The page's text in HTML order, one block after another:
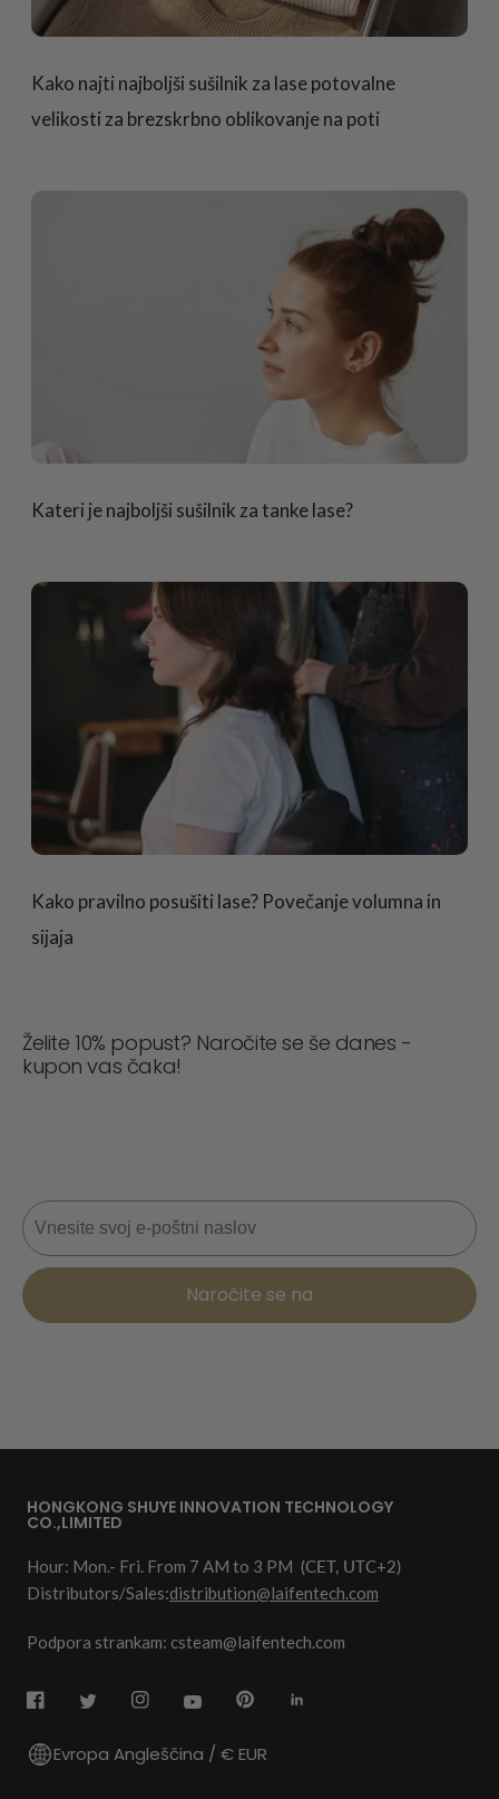
Kako najti najboljši sušilnik za lase potovalne
velikosti za brezskrbno oblikovanje na poti
Kateri je najboljši sušilnik za tanke lase?
Kako pravilno posušiti lase? Povečanje volumna in
sijaja
Želite 10% popust? Naročite se še danes -
kupon vas čaka!
E-pošta
Naročite se na
HONGKONG SHUYE INNOVATION TECHNOLOGY
CO.,LIMITED
Hour: Mon.- Fri. From 7 AM to 3 PM (CET, UTC+2)
Distributors/Sales:distribution@laifentech.com
Podpora strankam: csteam@laifentech.com
Evropa Angleščina / € EUR